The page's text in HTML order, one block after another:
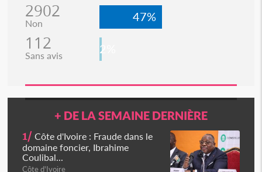
2902
Non 47%
112
Sans avis 2%
+ DE LA SEMAINE DERNIÈRE
1/ Côte d'Ivoire : Fraude dans le
domaine foncier, Ibrahime
Coulibal...
Côte d'Ivoire